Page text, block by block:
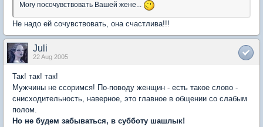
Могу посочувствовать Вашей жене...
Не надо ей сочувствовать, она счастлива!!!
Juli
22 Aug 2005
Так! так! так!
Мужчины не ссоримся! По-поводу женщин - есть такое слово -
снисходительность, наверное, это главное в общении со слабым
полом.
Но не будем забываться, в субботу шашлык!